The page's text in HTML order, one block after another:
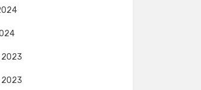
2023
2023